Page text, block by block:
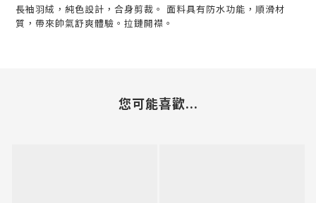
長袖羽絨，純色設計，合身剪裁。 面料具有防水功能，順滑材
質，帶來帥氣舒爽體驗。拉鏈開襟。
您可能喜歡...